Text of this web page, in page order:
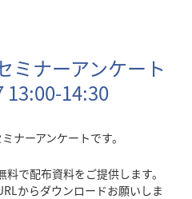
ミナーアンケート
13:00-14:30
ナーアンケートです。
で配布資料をご提供します。
からダウンロードお願いしま